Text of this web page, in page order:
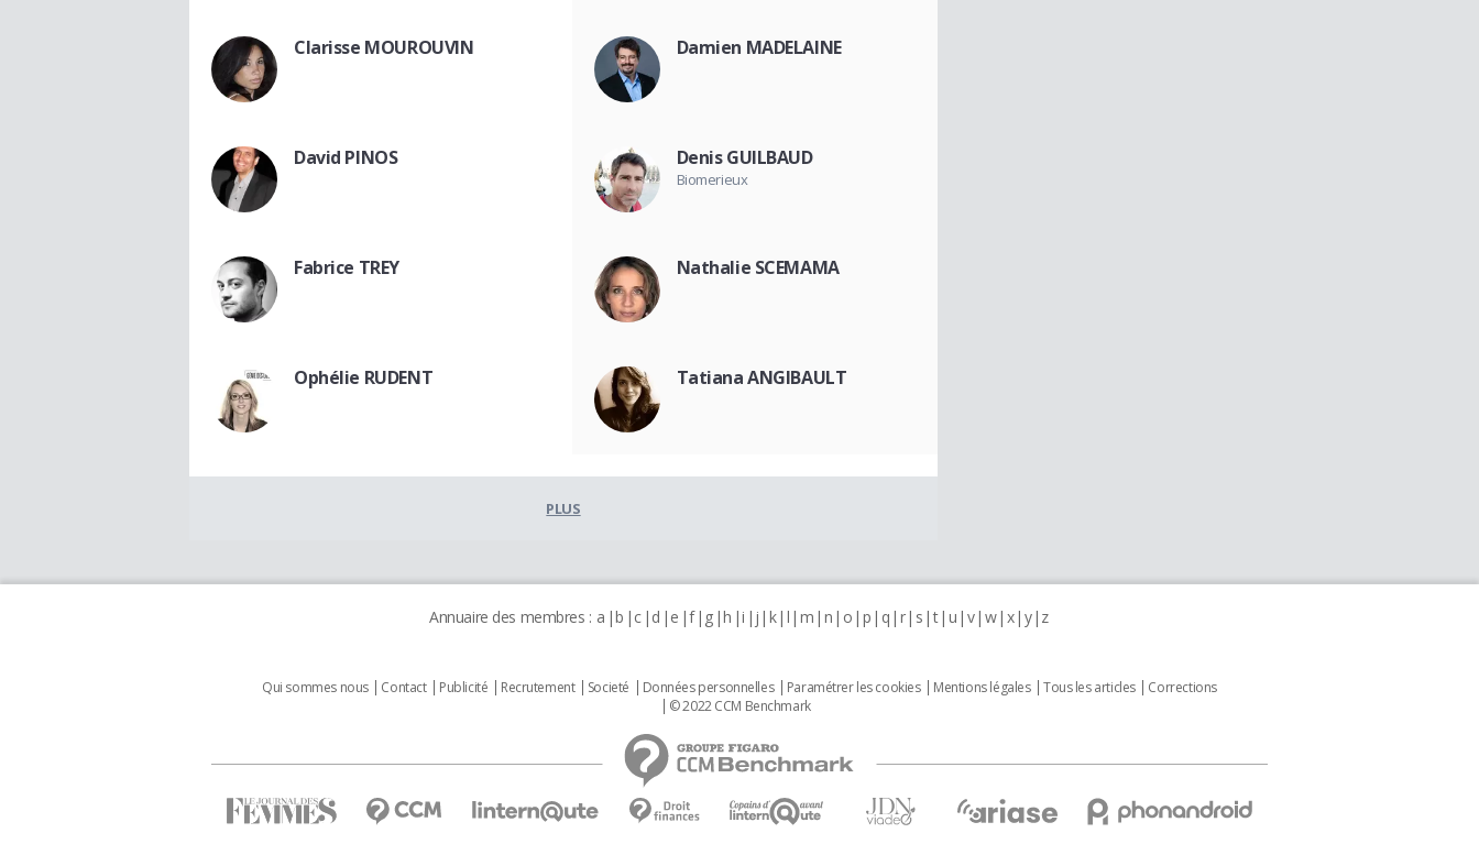
Clarisse MOUROUVIN Damien MADELAINE
David PINOS Denis GUILBAUD
Biomerieux
Fabrice TREY Nathalie SCEMAMA
Ophélie RUDENT Tatiana ANGIBAULT
PLUS
Annuaire des membres : a b c d e f g h i j k l m n o p q r s t u v w x y z
Qui sommes nous Contact Publicité Recrutement Societé Données personnelles Paramétrer les cookies Mentions légales Tous les articles
Corrections
© 2022 CCM Benchmark